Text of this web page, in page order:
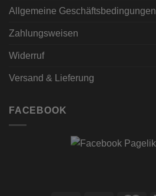
Allgemeine Geschäftsbedingungen
Zahlungsweisen
Widerruf
Versand & Lieferung
FACEBOOK